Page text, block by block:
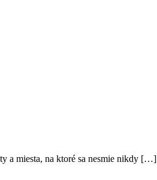
a miesta, na ktoré sa nesmie nikdy […]